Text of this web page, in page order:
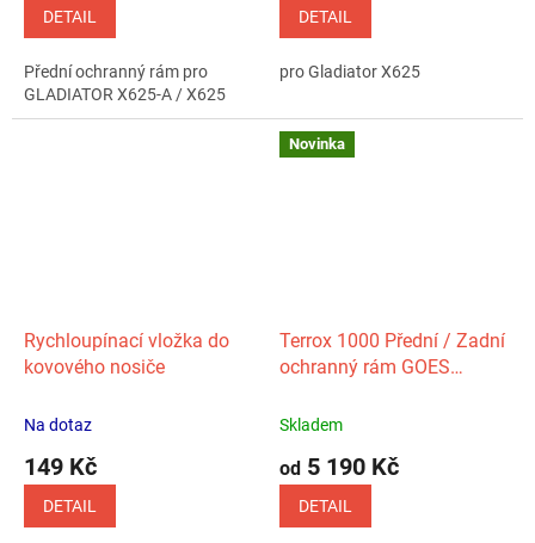
DETAIL
Přední ochranný rám pro
GLADIATOR X625-A / X625
DETAIL
pro Gladiator X625
Rychloupínací vložka do
kovového nosiče
Na dotaz
149 Kč
DETAIL
Novinka
Terrox 1000 Přední / Zadní
ochranný rám GOES
Skladem
od 5 190 Kč
DETAIL